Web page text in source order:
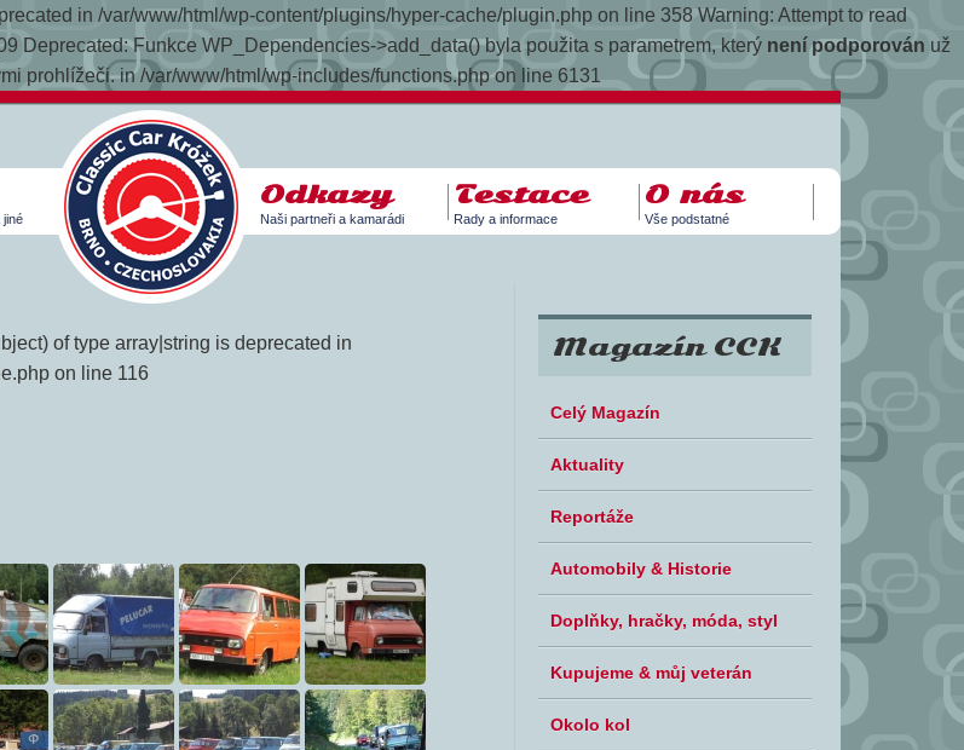
in /var/www/html/wp-content/plugins/hyper-cache/plugin.php on line 358 Warning: Attempt to read
Deprecated: Funkce WP_Dependencies->add_data() byla použita s parametrem, který není podporován už
prohlížeči. in /var/www/html/wp-includes/functions.php on line 6131
jiné
Odkazy
Naši partneři a kamarádi
Testace
Rady a informace
O nás
Vše podstatné
of type array|string is deprecated in
on line 116
Magazín CCK
Celý Magazín
Aktuality
Reportáže
Automobily & Historie
Doplňky, hračky, móda, styl
Kupujeme & můj veterán
Okolo kol